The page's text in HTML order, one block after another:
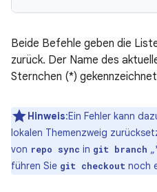
Beide Befehle geben die
zurück. Der Name des
Sternchen (*)
Hinweis:Ein Fehler kann
lokalen Themenzweig
von repo sync in git branch
führen Sie git checkout noch